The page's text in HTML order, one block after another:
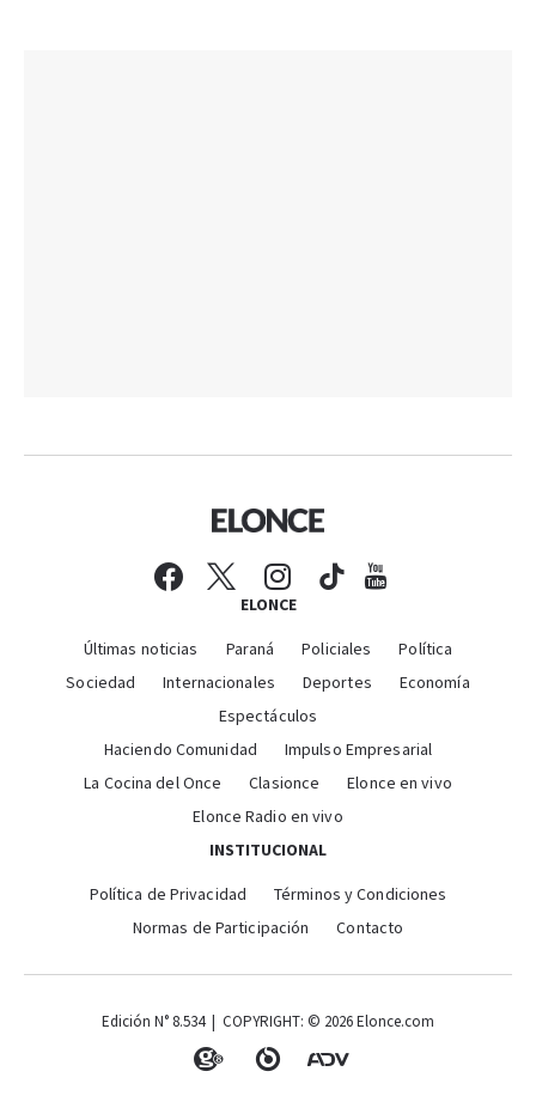
ELONCE
Últimas noticias Paraná Policiales
Política
Sociedad
Internacionales Deportes
Economía
Espectáculos
Haciendo Comunidad
Impulso Empresarial
La Cocina del Once
Clasionce
Elonce en vivo
Elonce Radio en vivo
INSTITUCIONAL
Política de Privacidad
Términos y Condiciones
Normas de Participación
Contacto
Edición N° 8.534 | COPYRIGHT: © 2026 Elonce.com